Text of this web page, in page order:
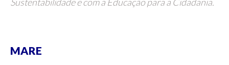
MARE